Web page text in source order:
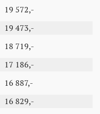
19 572,-
19 473,-
18 719,-
17 186,-
16 887,-
16 829,-